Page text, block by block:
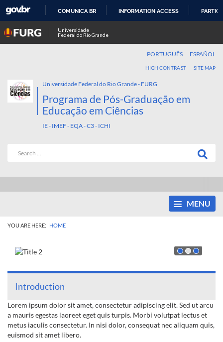
COMUNICA BR INFORMATION ACCESS
Universidade
Federal do Rio Grande
PORTUGUÊS ESPAÑOL
HIGH CONTRAST SITE MAP
Universidade Federal do Rio Grande - FURG
Programa de Pós-Graduação em
Educação em Ciências
IE - IMEF - EQA - C3 - ICHI
MENU
YOU ARE HERE: HOME
Introduction
Lorem ipsum dolor sit amet, consectetur adipiscing elit. Sed ut arcu
a mauris egestas laoreet eget quis turpis. Morbi volutpat lectus et
metus iaculis consectetur. In nisi dolor, consequat nec aliquam quis,
euismod sit amet libero.